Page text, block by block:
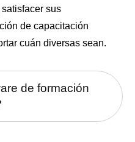
sus
de capacitación
cuán diversas sean.
de formación